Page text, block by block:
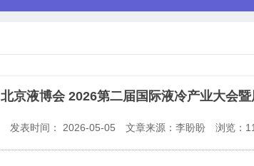
北京液博会 2026第二届国际液冷产业大会
发表时间： 2026-05-05 文章来源：李盼盼 浏览：